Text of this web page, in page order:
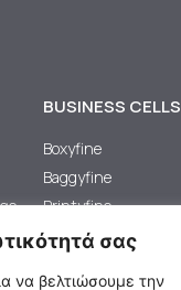
σας
να βελτιώσουμε την
BUSINESS CELLS
Boxyfine
Baggyfine
Printyfine
Standyfine